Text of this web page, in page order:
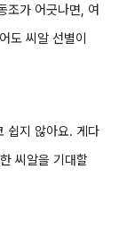
조가 어긋나면, 여
도 씨알 선별이
쉽지 않아요. 게다
씨알을 기대할